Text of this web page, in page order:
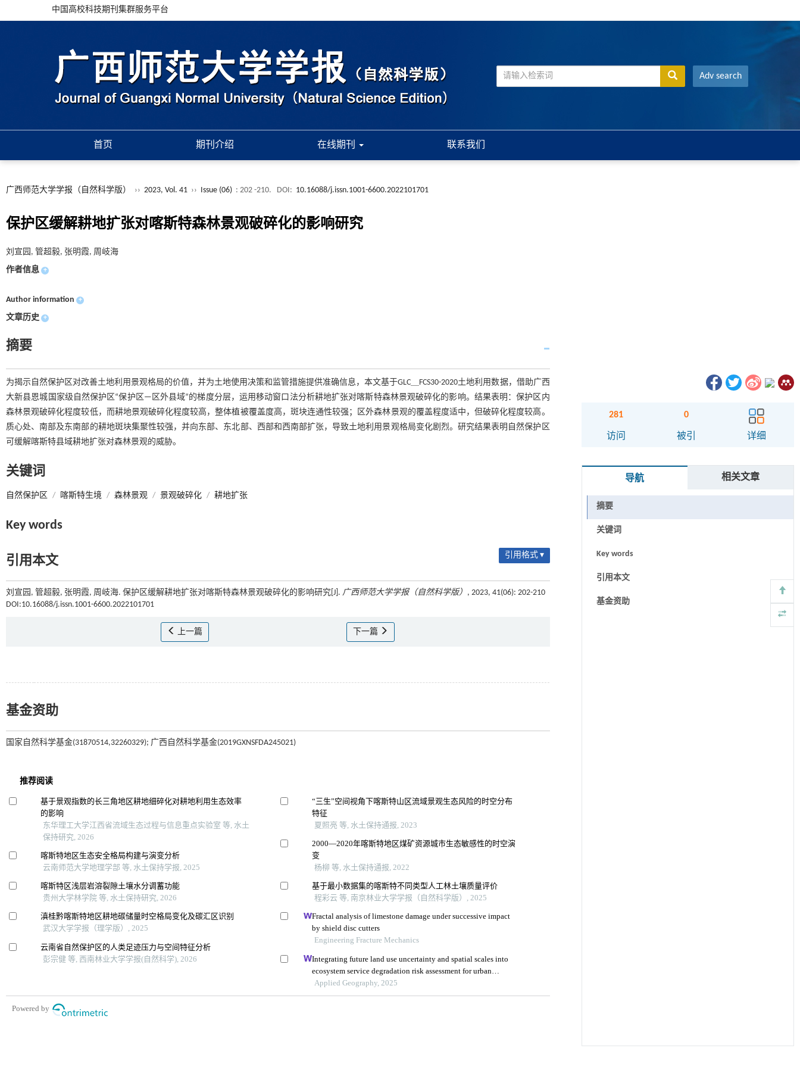
中国高校科技期刊集群服务平台
Adv search
首页 期刊介绍 在线期刊 联系我们
广西师范大学学报（自然科学版） ›› 2023, Vol. 41 ›› Issue (06) : 202 -210. DOI: 10.16088/j.issn.1001-6600.2022101701
保护区缓解耕地扩张对喀斯特森林景观破碎化的影响研究
刘宣园, 管超毅, 张明霞, 周岐海
作者信息 +
Author information +
文章历史 +
摘要
为揭示自然保护区对改善土地利用景观格局的价值，并为土地使用决策和监管措施提供准确信息，本文基于GLC＿FCS30-2020土地利用数据，借助广西
大新县恩城国家级自然保护区“保护区—区外县域”的梯度分层，运用移动窗口法分析耕地扩张对喀斯特森林景观破碎化的影响。结果表明：保护区内
森林景观破碎化程度较低，而耕地景观破碎化程度较高，整体植被覆盖度高，斑块连通性较强；区外森林景观的覆盖程度适中，但破碎化程度较高。
质心处、南部及东南部的耕地斑块集聚性较强，并向东部、东北部、西部和西南部扩张，导致土地利用景观格局变化剧烈。研究结果表明自然保护区
可缓解喀斯特县域耕地扩张对森林景观的威胁。
关键词
自然保护区 / 喀斯特生境 / 森林景观 / 景观破碎化 / 耕地扩张
Key words
引用本文 引用格式 ▾
刘宣园, 管超毅, 张明霞, 周岐海. 保护区缓解耕地扩张对喀斯特森林景观破碎化的影响研究[J]. 广西师范大学学报（自然科学版） , 2023, 41(06): 202-210
DOI:10.16088/j.issn.1001-6600.2022101701
上一篇 下一篇
基金资助
国家自然科学基金(31870514,32260329); 广西自然科学基金(2019GXNSFDA245021)
281
访问
0
被引 详细
导航 相关文章
摘要
关键词
Key words
引用本文
基金资助